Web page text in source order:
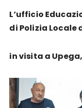
L’ufficio
di Polizia Locale
in visita a